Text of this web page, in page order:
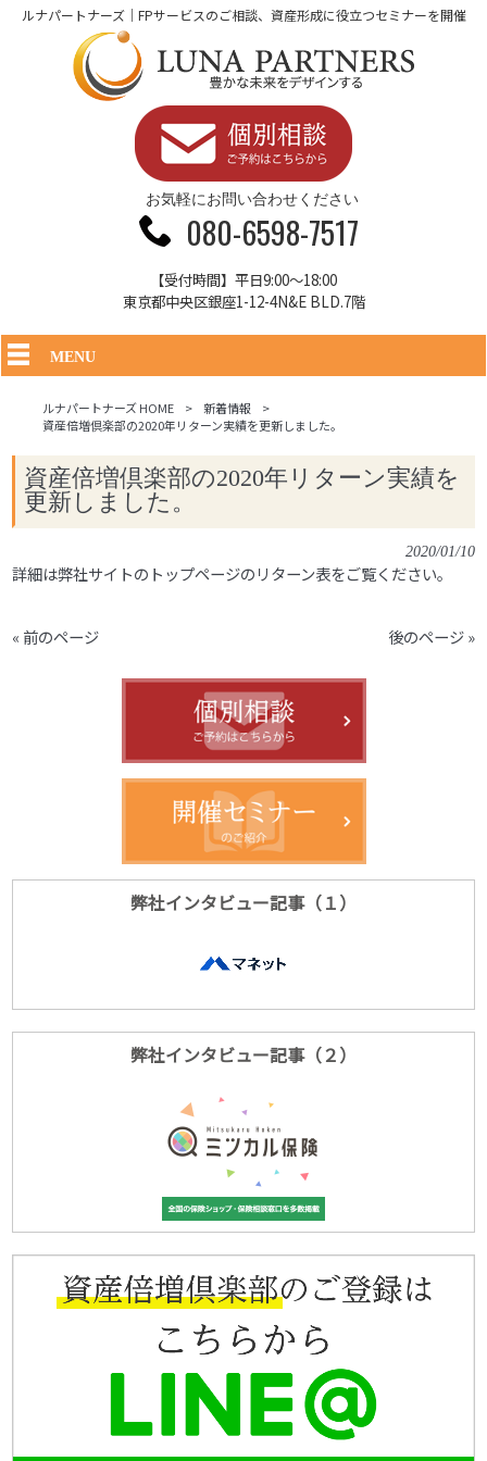
ルナパートナーズ｜FPサービスのご相談、資産形成に役立つセミナーを開催
お気軽にお問い合わせください
080-6598-7517
【受付時間】平日9:00～18:00
東京都中央区銀座1-12-4N&E BLD.7階
MENU
ルナパートナーズ HOME > 新着情報
>
資産倍増倶楽部の2020年リターン実績を更新しました。
資産倍増倶楽部の2020年リターン実績を
更新しました。
2020/01/10
詳細は弊社サイトのトップページのリターン表をご覧ください。
« 前のページ 後のページ »
弊社インタビュー記事（１）
弊社インタビュー記事（２）